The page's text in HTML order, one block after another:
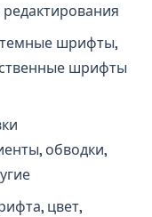
шрифты,
шрифты
обводки,
цвет,